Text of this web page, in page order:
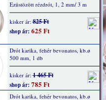
Ezüstözött rézdrót, 1, 2 mm/ 3 m
kisker ár:825 Ft
shop ár: 625 Ft
Drót karika, fehér bevonatos, kb.ø
500 mm, 1 db
kisker ár:1 465 Ft
shop ár: 785 Ft
Drót karika, fehér bevonatos, kb.ø